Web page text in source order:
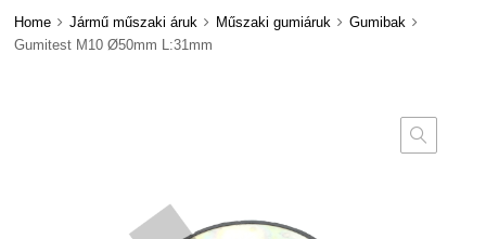
Home Jármű műszaki áruk Műszaki gumiáruk
Gumibak
Gumitest M10 Ø50mm L:31mm